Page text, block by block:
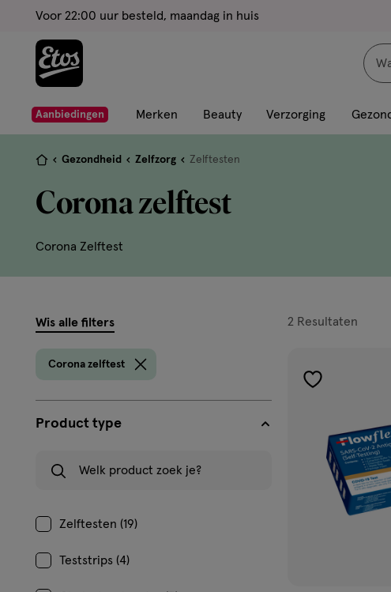
ga
de
hoofd
ga
naar
de
ga
naar
Voor 22:00 uur besteld, maandag in huis
Zoeken
met
dit
Aanbiedingen Merken Beauty Verzorging
Je
hier:
Gezondheid Zelfzorg Zelftesten
Corona zelftest
Corona Zelftest
filters
Wis alle filters
Corona zelftest
Product type
Zelftesten (19)
Teststrips (4)
2 Resultaten
toevoegen
verlanglijst